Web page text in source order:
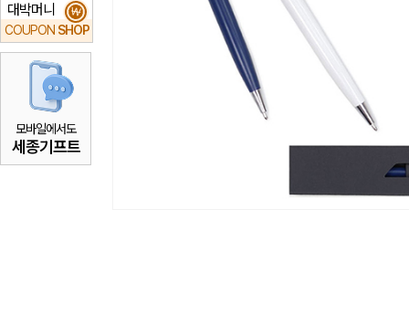
대박머니
COUPON SHOP
₩
모바일에서도
세종기프트